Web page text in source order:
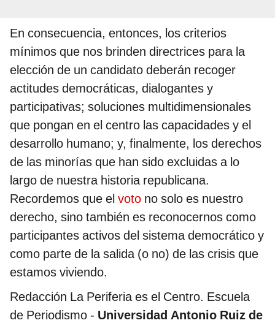
En consecuencia, entonces, los criterios
mínimos que nos brinden directrices para la
elección de un candidato deberán recoger
actitudes democráticas, dialogantes y
participativas; soluciones multidimensionales
que pongan en el centro las capacidades y el
desarrollo humano; y, finalmente, los derechos
de las minorías que han sido excluidas a lo
largo de nuestra historia republicana.
Recordemos que el voto no solo es nuestro
derecho, sino también es reconocernos como
participantes activos del sistema democrático y
como parte de la salida (o no) de las crisis que
estamos viviendo.
Redacción La Periferia es el Centro. Escuela
de Periodismo - Universidad Antonio Ruiz de